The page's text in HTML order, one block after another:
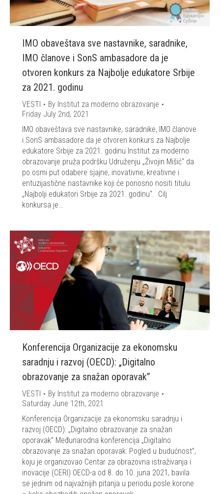
IMO obaveštava sve nastavnike, saradnike,
IMO članove i SonS ambasadore da je
otvoren konkurs za Najbolje edukatore Srbije
za 2021. godinu
VESTI By Institut za moderno obrazovanje
Friday July 2nd, 2021
IMO obaveštava sve nastavnike, saradnike, IMO članove
i SonS ambasadore da je otvoren konkurs za Najbolje
edukatore Srbije za 2021. godinu Institut za moderno
obrazovanje pruža podršku Udruženju „Živojin Mišić“ da
po osmi put odabere sjajne, inovativne, kreativne i
entuzijastične nastavnike koji će ponosno nositi titulu
„Najbolji edukatori Srbije za 2021. godinu“. Cilj
konkursa je…
Konferencija Organizacije za ekonomsku
saradnju i razvoj (OECD): „Digitalno
obrazovanje za snažan oporavak”
VESTI By Institut za moderno obrazovanje
Saturday June 12th, 2021
Konferencija Organizacije za ekonomsku saradnju i
razvoj (OECD): „Digitalno obrazovanje za snažan
oporavak” Međunarodna konferencija „Digitalno
obrazovanje za snažan oporavak: Pogled u budućnost”,
koju je organizovao Centar za obrazovna istraživanja i
inovacije (CERI) OECD-a od 8. do 10. juna 2021, bavila
se jednim od najvažnijih pitanja u periodu posle korone